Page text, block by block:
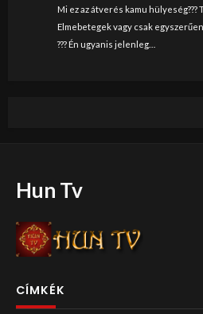
Mi ez az átverés kamu hülyeség???
Elmebetegek vagy csak
??? Én ugyanis jelenleg…
Hun Tv
CÍMKÉK